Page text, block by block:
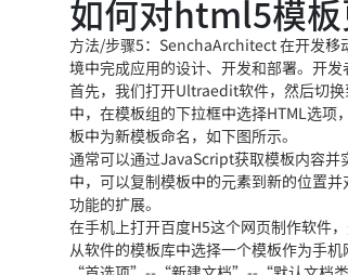
如何对html5模
方法/步骤5：SenchaArchitect 在开发移
境中完成应用的设计、开发和部署。开
首先，我们打开Ultraedit软件，然后切
中，在模板组的下拉框中选择HTML选
板中为新模板命名，如下图所示。
通常可以通过JavaScript获取模板内容
中，可以复制模板中的元素到新的位置
功能的扩展。
在手机上打开百度H5这个网页制作软件
从软件的模板库中选择一个模板作为手机